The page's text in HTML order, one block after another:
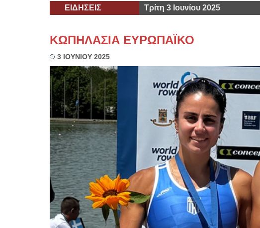
ΕΙΔΗΣΕΙΣ Τρίτη 3 Ιουνίου 2025
ΚΩΠΗΛΑΣΙΑ ΕΥΡΩΠΑΪΚΟ
3 ΙΟΥΝΙΟΥ 2025